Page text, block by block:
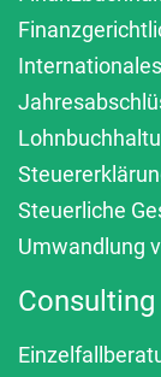
Steuerliche
Umwandlung
Consulting